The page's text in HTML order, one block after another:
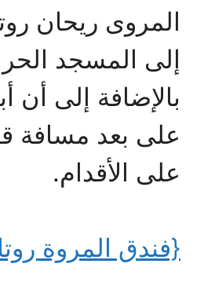
المروى ريحان
إلى المسجد
بالإضافة إلى أن
على بعد مسافة
على الأقدام.
{فندق المروة